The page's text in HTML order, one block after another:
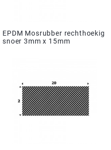
EPDM Mosrubber rechthoekig
snoer 3mm x 15mm